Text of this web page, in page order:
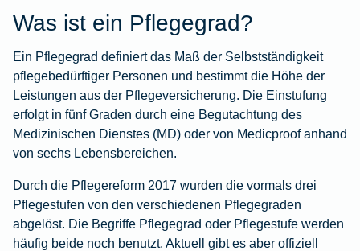
Was ist ein Pflegegrad?
Ein Pflegegrad definiert das Maß der Selbstständigkeit
pflegebedürftiger Personen und bestimmt die Höhe der
Leistungen aus der Pflegeversicherung. Die Einstufung
erfolgt in fünf Graden durch eine Begutachtung des
Medizinischen Dienstes (MD) oder von Medicproof anhand
von sechs Lebensbereichen.
Durch die Pflegereform 2017 wurden die vormals drei
Pflegestufen von den verschiedenen Pflegegraden
abgelöst. Die Begriffe Pflegegrad oder Pflegestufe werden
häufig beide noch benutzt. Aktuell gibt es aber offiziell